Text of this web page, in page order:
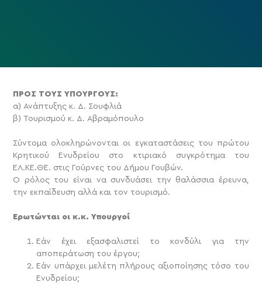
ΠΡΟΣ ΤΟΥΣ ΥΠΟΥΡΓΟΥΣ:
α) Ανάπτυξης κ. Δ. Σουφλιά
β) Τουρισμού κ. Δ. Αβραμόπουλο
Σύντομα ολοκληρώνονται οι εγκαταστάσεις του πρώτου
Κρητικού Ενυδρείου στο κτιριακό συγκρότημα του
ΕΛ.ΚΕ.ΘΕ. στις Γούρνες του Δήμου Γουβών.
Ο ρόλος του είναι να συνδυάσει την θαλάσσια έρευνα,
την εκπαίδευση αλλά και τον τουρισμό.
Ερωτώνται οι κ.κ. Υπουργοί
Εάν έχει εξασφαλιστεί το κονδύλι για την
αποπεράτωση του έργου;
Εάν υπάρχει μελέτη πλήρους αξιοποίησης τόσο του
Ενυδρείου;